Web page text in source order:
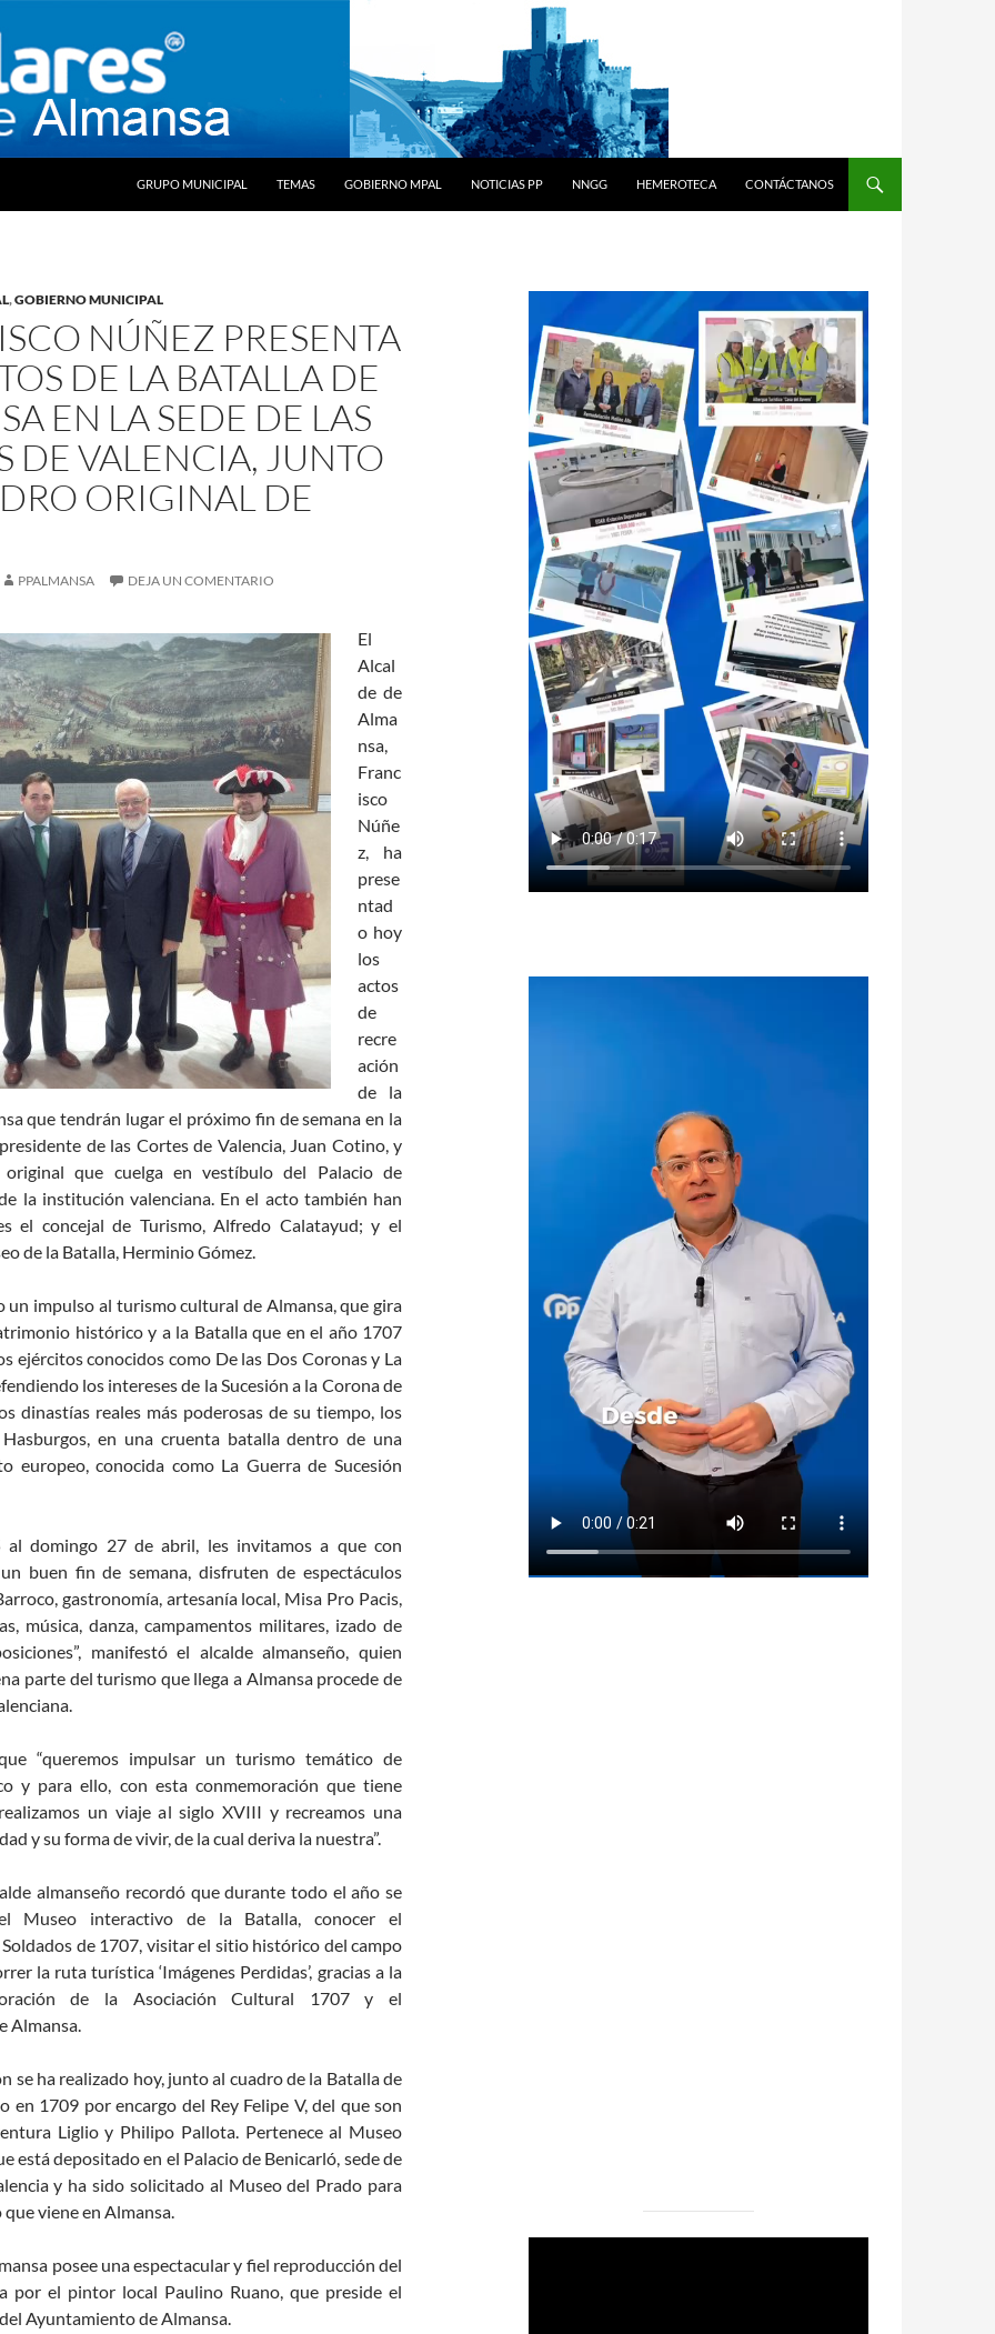
GRUPO MUNICIPAL
TEMAS GOBIERNO MPAL NOTICIAS PP NNGG HEMEROTECA CONTÁCTANOS
,GOBIERNO MUNICIPAL
NÚÑEZ PRESENTA
DE LA BATALLA DE
EN LA SEDE DE LAS
DE VALENCIA, JUNTO
ORIGINAL DE
PPALMANSA DEJA UN COMENTARIO
El
Alcal
de de
Alma
nsa,
Franc
isco
Núñe
z, ha
prese
ntad
o hoy
los
actos
de
recre
ación
de la
que tendrán lugar el próximo fin de semana en la
de las Cortes de Valencia, Juan Cotino, y
que cuelga en vestíbulo del Palacio de
la institución valenciana. En el acto también han
el concejal de Turismo, Alfredo Calatayud; y el
de la Batalla, Herminio Gómez.
un impulso al turismo cultural de Almansa, que gira
histórico y a la Batalla que en el año 1707
ejércitos conocidos como De las Dos Coronas y La
los intereses de la Sucesión a la Corona de
dinastías reales más poderosas de su tiempo, los
en una cruenta batalla dentro de una
europeo, conocida como La Guerra de Sucesión
al domingo 27 de abril, les invitamos a que con
buen fin de semana, disfruten de espectáculos
gastronomía, artesanía local, Misa Pro Pacis,
música, danza, campamentos militares, izado de
manifestó el alcalde almanseño, quien
parte del turismo que llega a Almansa procede de
“queremos impulsar un turismo temático de
y para ello, con esta conmemoración que tiene
un viaje al siglo XVIII y recreamos una
y su forma de vivir, de la cual deriva la nuestra”.
almanseño recordó que durante todo el año se
Museo interactivo de la Batalla, conocer el
de 1707, visitar el sitio histórico del campo
la ruta turística ‘Imágenes Perdidas’, gracias a la
de la Asociación Cultural 1707 y el
Almansa.
se ha realizado hoy, junto al cuadro de la Batalla de
en 1709 por encargo del Rey Felipe V, del que son
Liglio y Philipo Pallota. Pertenece al Museo
está depositado en el Palacio de Benicarló, sede de
y ha sido solicitado al Museo del Prado para
viene en Almansa.
posee una espectacular y fiel reproducción del
por el pintor local Paulino Ruano, que preside el
Ayuntamiento de Almansa.